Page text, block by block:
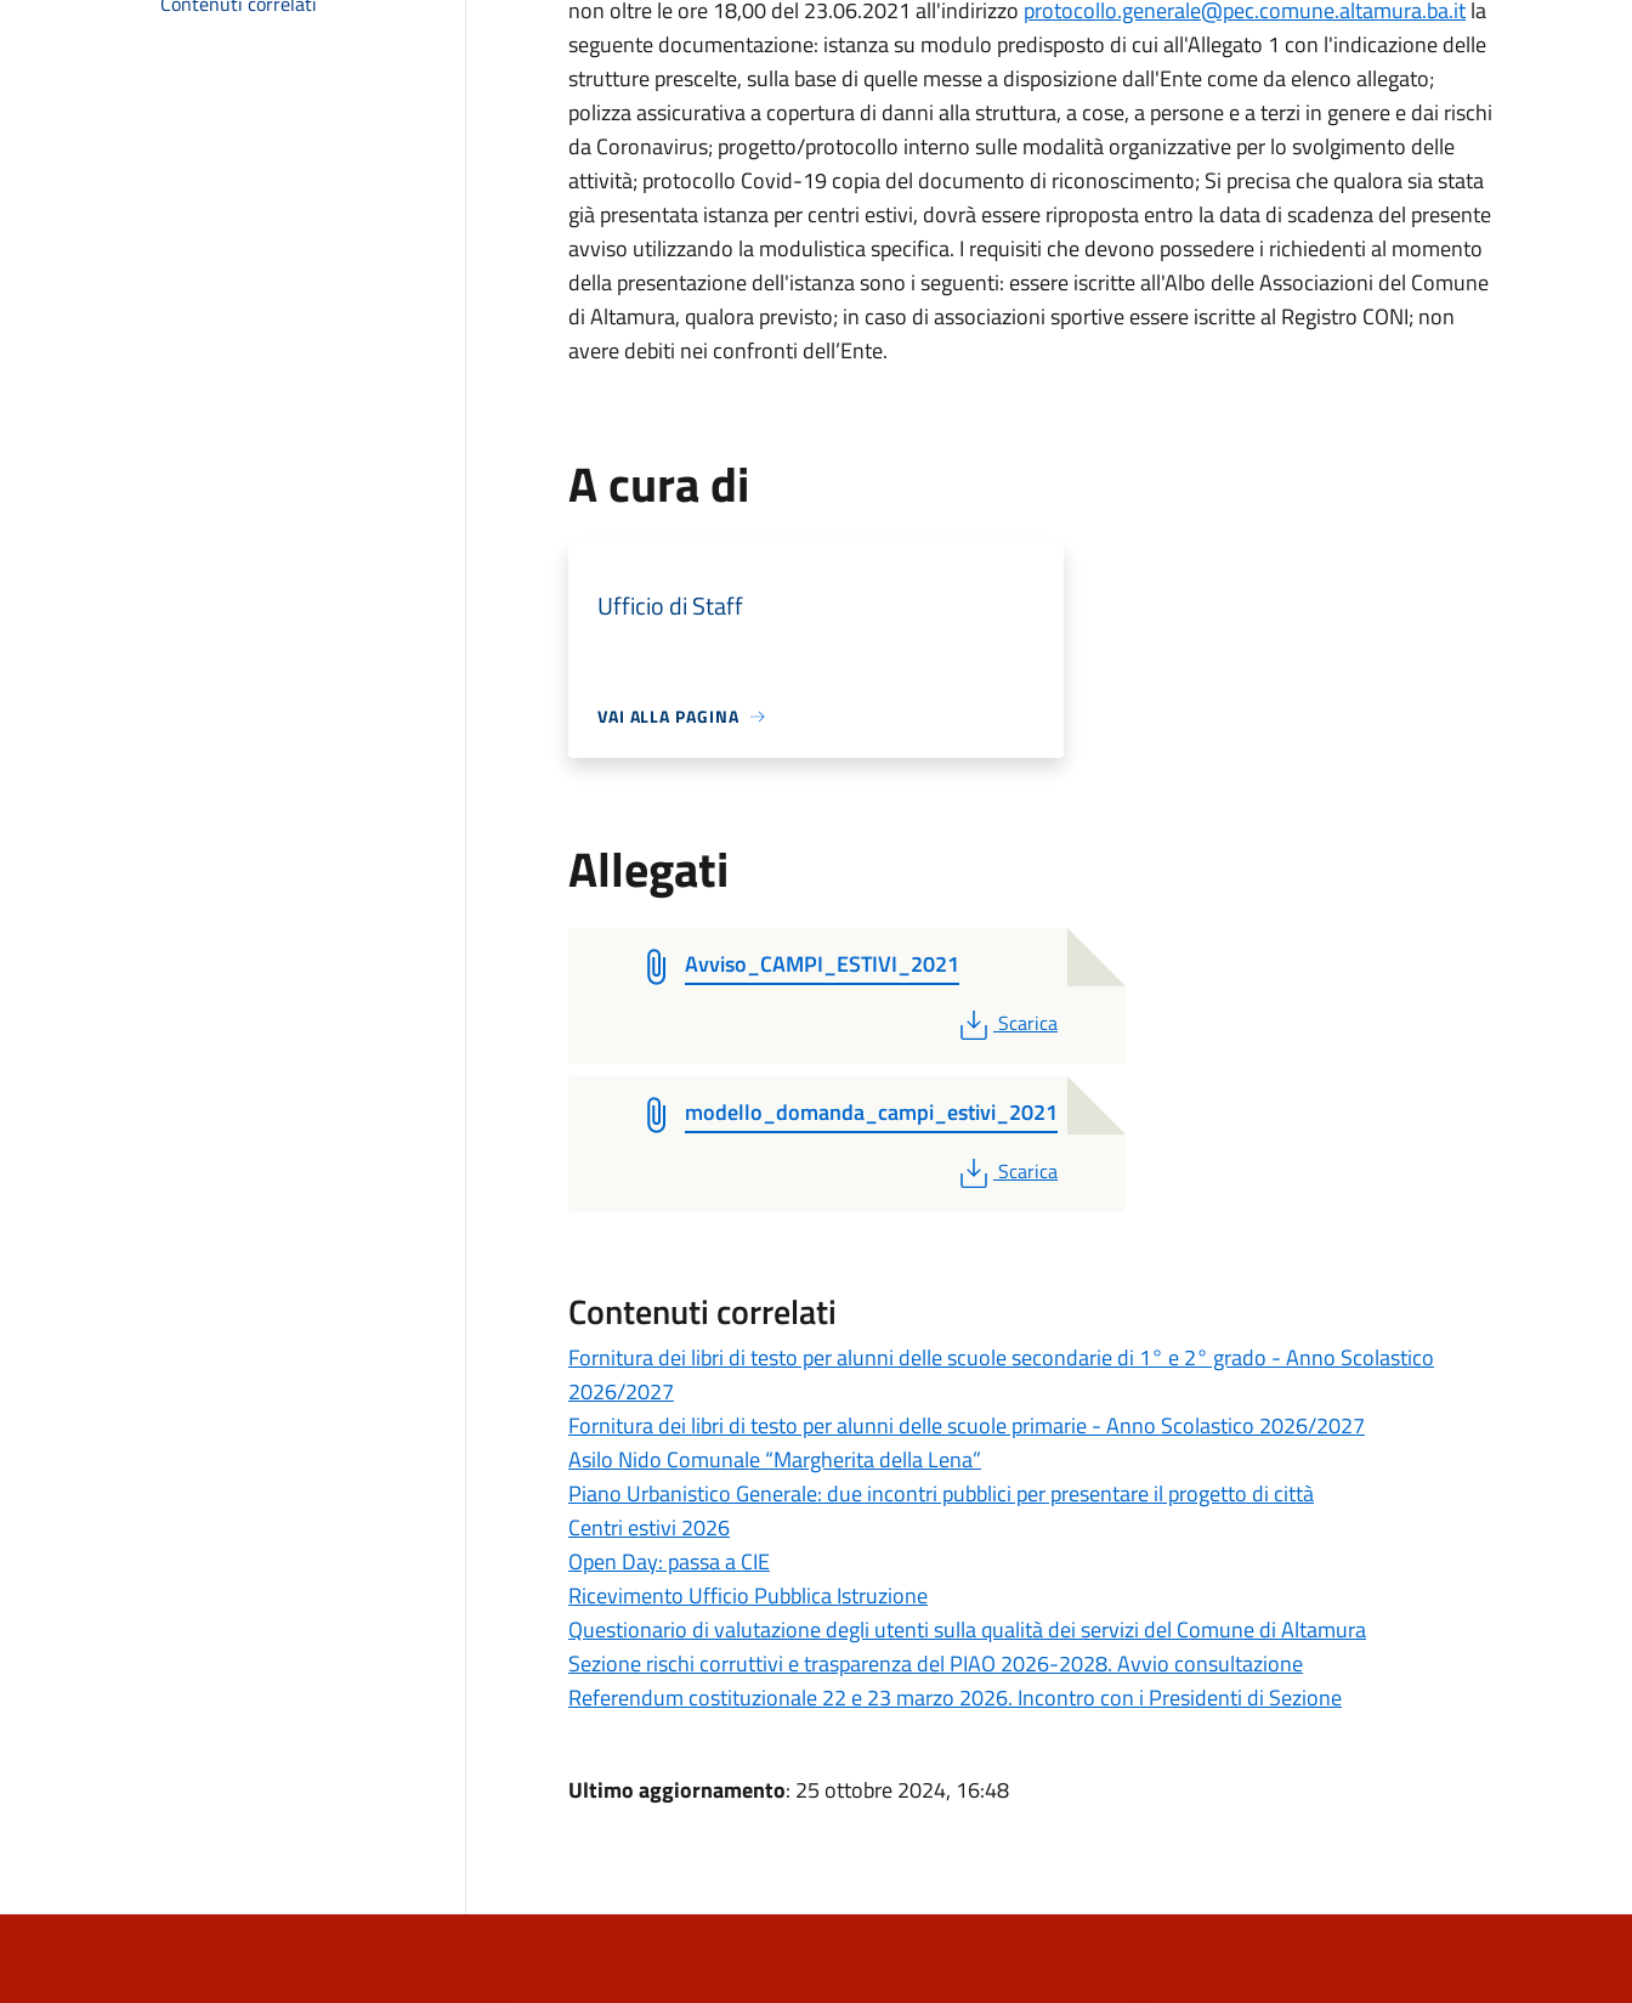
non oltre le ore 18,00 del 23.06.2021 all'indirizzo protocollo.generale@pec.comune.altamura.ba.itla
seguente documentazione: istanza su modulo predisposto di cui all'Allegato 1 con l'indicazione delle
strutture prescelte, sulla base di quelle messe a disposizione dall'Ente come da elenco allegato;
polizza assicurativa a copertura di danni alla struttura, a cose, a persone e a terzi in genere e dai rischi
da Coronavirus; progetto/protocollo interno sulle modalità organizzative per lo svolgimento delle
attività; protocollo Covid-19 copia del documento di riconoscimento; Si precisa che qualora sia stata
già presentata istanza per centri estivi, dovrà essere riproposta entro la data di scadenza del presente
avviso utilizzando la modulistica specifica. I requisiti che devono possedere i richiedenti al momento
della presentazione dell'istanza sono i seguenti: essere iscritte all'Albo delle Associazioni del Comune
di Altamura, qualora previsto; in caso di associazioni sportive essere iscritte al Registro CONI; non
avere debiti nei confronti dell’Ente.
A cura di
Ufficio di Staff
VAI ALLA PAGINA
Allegati
Avviso_CAMPI_ESTIVI_2021
PDF
Scarica
modello_domanda_campi_estivi_2021
PDF
Scarica
Contenuti correlati
Fornitura dei libri di testo per alunni delle scuole secondarie di 1° e 2° grado - Anno Scolastico
2026/2027
Fornitura dei libri di testo per alunni delle scuole primarie - Anno Scolastico 2026/2027
Asilo Nido Comunale “Margherita della Lena”
Piano Urbanistico Generale: due incontri pubblici per presentare il progetto di città
Centri estivi 2026
Open Day: passa a CIE
Ricevimento Ufficio Pubblica Istruzione
Questionario di valutazione degli utenti sulla qualità dei servizi del Comune di Altamura
Sezione rischi corruttivi e trasparenza del PIAO 2026-2028. Avvio consultazione
Referendum costituzionale 22 e 23 marzo 2026. Incontro con i Presidenti di Sezione
Ultimo aggiornamento: 25 ottobre 2024, 16:48